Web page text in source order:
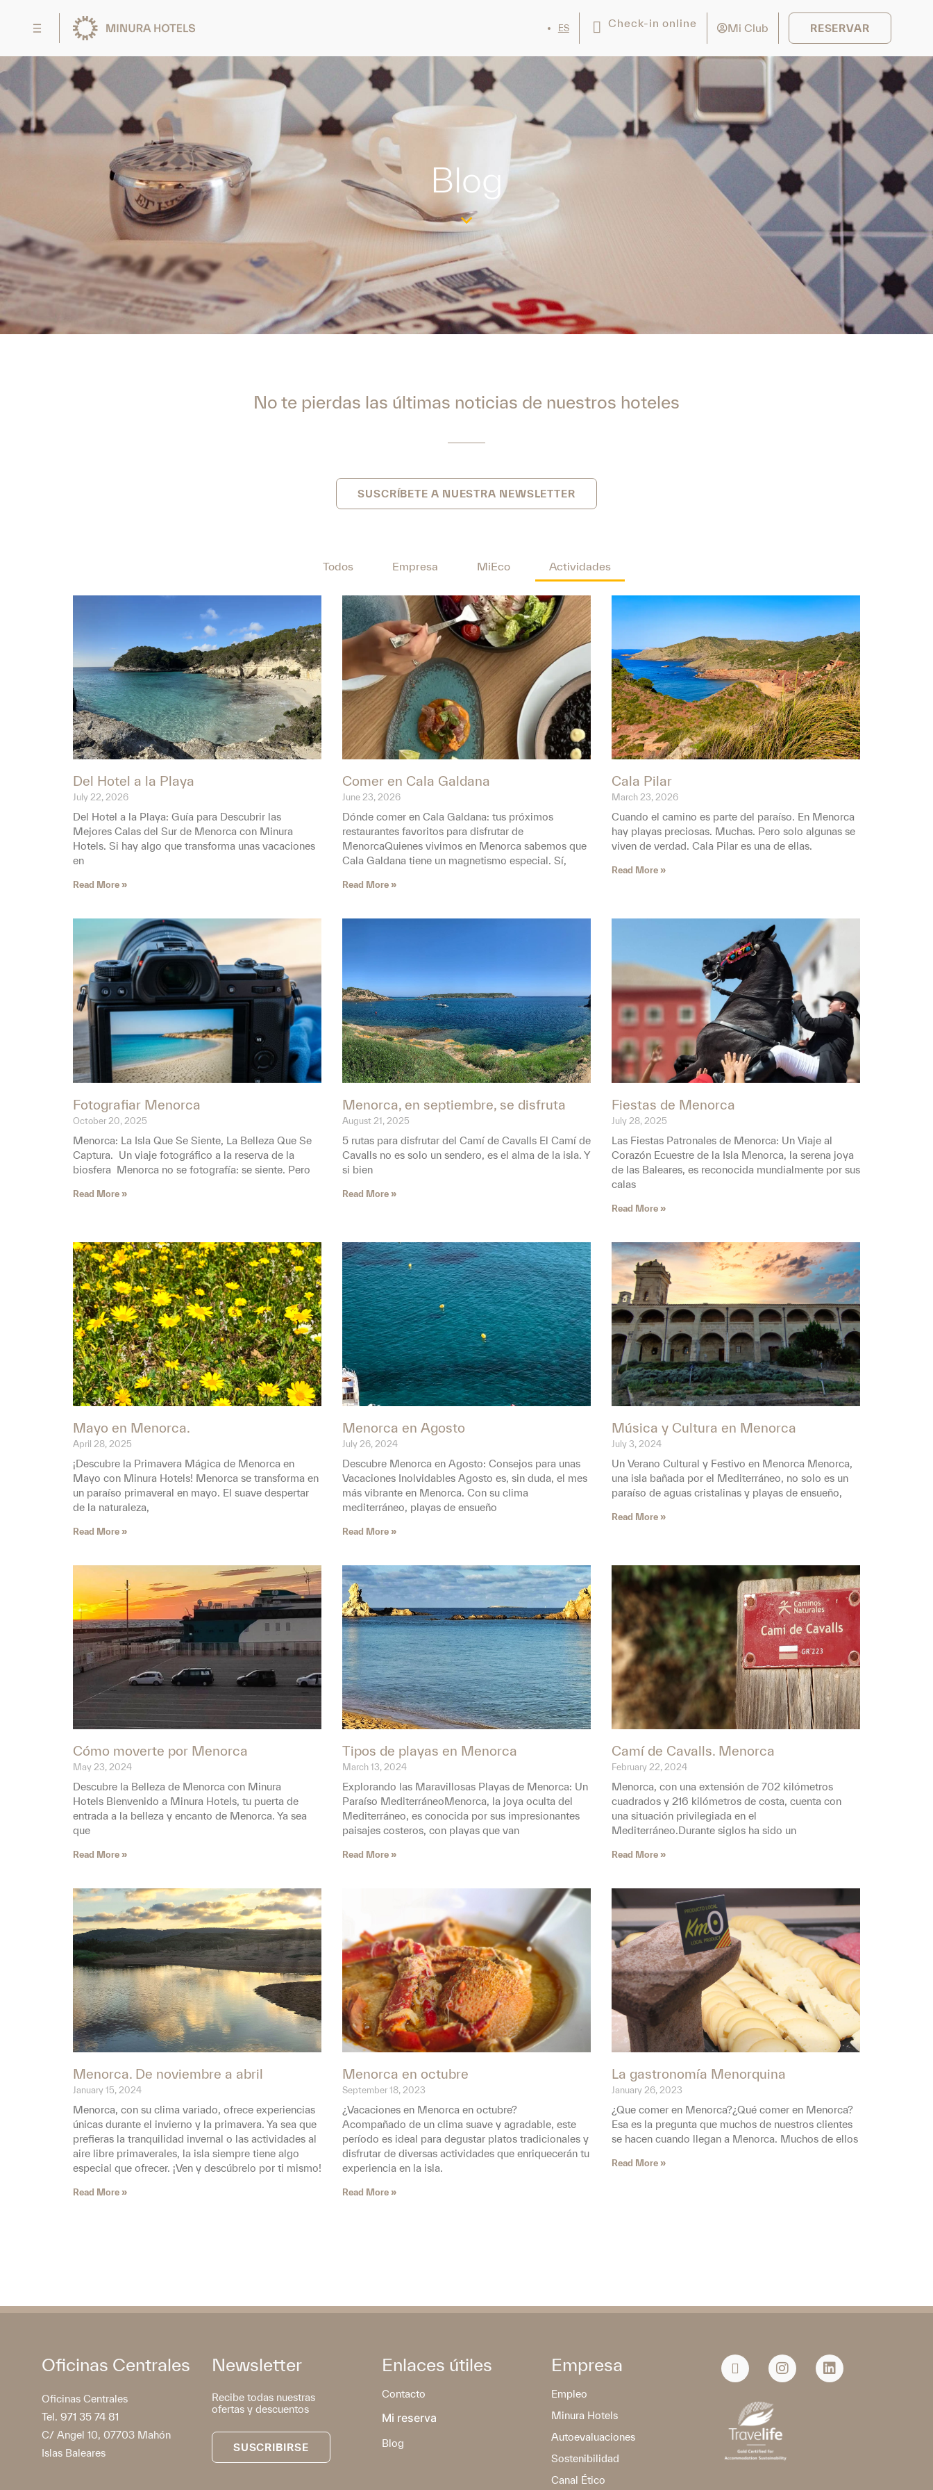
ES Check-in online Mi Club RESERVAR
Blog
No te pierdas las últimas noticias de nuestros hoteles
SUSCRÍBETE A NUESTRA NEWSLETTER
Todos Empresa MiEco Actividades
Del Hotel a la Playa
July 22, 2026
Del Hotel a la Playa: Guía para Descubrir las
Mejores Calas del Sur de Menorca con Minura
Hotels. Si hay algo que transforma unas vacaciones
en
Read More »
Comer en Cala Galdana
June 23, 2026
Dónde comer en Cala Galdana: tus próximos
restaurantes favoritos para disfrutar de
MenorcaQuienes vivimos en Menorca sabemos que
Cala Galdana tiene un magnetismo especial. Sí,
Read More »
Cala Pilar
March 23, 2026
Cuando el camino es parte del paraíso. En Menorca
hay playas preciosas. Muchas. Pero solo algunas se
viven de verdad. Cala Pilar es una de ellas.
Read More »
Fotografiar Menorca
October 20, 2025
Menorca: La Isla Que Se Siente, La Belleza Que Se
Captura. Un viaje fotográfico a la reserva de la
biosfera Menorca no se fotografía: se siente. Pero
Read More »
Menorca, en septiembre, se disfruta
August 21, 2025
5 rutas para disfrutar del Camí de Cavalls El Camí de
Cavalls no es solo un sendero, es el alma de la isla. Y
si bien
Read More »
Fiestas de Menorca
July 28, 2025
Las Fiestas Patronales de Menorca: Un Viaje al
Corazón Ecuestre de la Isla Menorca, la serena joya
de las Baleares, es reconocida mundialmente por sus
calas
Read More »
Mayo en Menorca.
April 28, 2025
¡Descubre la Primavera Mágica de Menorca en
Mayo con Minura Hotels! Menorca se transforma en
un paraíso primaveral en mayo. El suave despertar
de la naturaleza,
Read More »
Menorca en Agosto
July 26, 2024
Descubre Menorca en Agosto: Consejos para unas
Vacaciones Inolvidables Agosto es, sin duda, el mes
más vibrante en Menorca. Con su clima
mediterráneo, playas de ensueño
Read More »
Música y Cultura en Menorca
July 3, 2024
Un Verano Cultural y Festivo en Menorca Menorca,
una isla bañada por el Mediterráneo, no solo es un
paraíso de aguas cristalinas y playas de ensueño,
Read More »
Cómo moverte por Menorca
May 23, 2024
Descubre la Belleza de Menorca con Minura
Hotels Bienvenido a Minura Hotels, tu puerta de
entrada a la belleza y encanto de Menorca. Ya sea
que
Read More »
Tipos de playas en Menorca
March 13, 2024
Explorando las Maravillosas Playas de Menorca: Un
Paraíso MediterráneoMenorca, la joya oculta del
Mediterráneo, es conocida por sus impresionantes
paisajes costeros, con playas que van
Read More »
Camí de Cavalls. Menorca
February 22, 2024
Menorca, con una extensión de 702 kilómetros
cuadrados y 216 kilómetros de costa, cuenta con
una situación privilegiada en el
Mediterráneo.Durante siglos ha sido un
Read More »
Menorca. De noviembre a abril
January 15, 2024
Menorca, con su clima variado, ofrece experiencias
únicas durante el invierno y la primavera. Ya sea que
prefieras la tranquilidad invernal o las actividades al
aire libre primaverales, la isla siempre tiene algo
especial que ofrecer. ¡Ven y descúbrelo por ti mismo!
Read More »
Menorca en octubre
September 18, 2023
¿Vacaciones en Menorca en octubre?
Acompañado de un clima suave y agradable, este
período es ideal para degustar platos tradicionales y
disfrutar de diversas actividades que enriquecerán tu
experiencia en la isla.
Read More »
La gastronomía Menorquina
January 26, 2023
¿Que comer en Menorca?¿Qué comer en Menorca?
Esa es la pregunta que muchos de nuestros clientes
se hacen cuando llegan a Menorca. Muchos de ellos
Read More »
Oficinas Centrales
Oficinas Centrales
Tel. 971 35 74 81
C/ Angel 10, 07703 Mahón
Islas Baleares
Newsletter
Recibe todas nuestras
ofertas y descuentos
SUSCRIBIRSE
Enlaces útiles
Contacto
Mi reserva
Blog
Empresa
Empleo
Minura Hotels
Autoevaluaciones
Sostenibilidad
Canal Ético